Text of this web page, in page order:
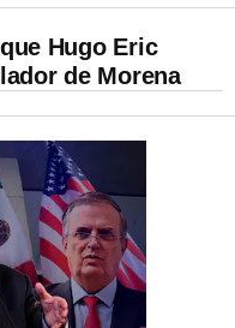
Hugo Eric
de Morena